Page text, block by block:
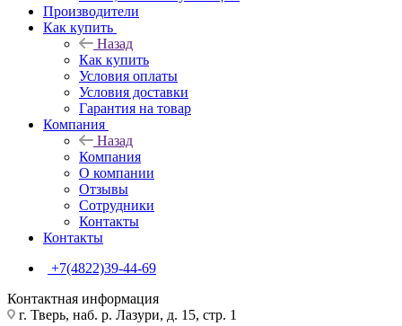
Производители
Как купить
Назад
Как купить
Условия оплаты
Условия доставки
Гарантия на товар
Компания
Назад
Компания
О компании
Отзывы
Сотрудники
Контакты
Контакты
+7(4822)39-44-69
Контактная информация
г. Тверь, наб. р. Лазури, д. 15, стр. 1